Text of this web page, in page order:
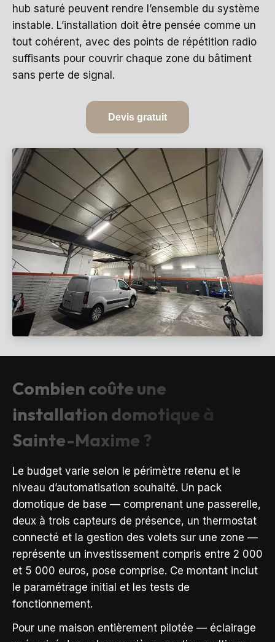
hub saturé peuvent rendre l’ensemble du système
instable. L’installation doit être pensée comme un
tout cohérent, avec des points de répétition radio
suffisants pour couvrir chaque zone du bâtiment
sans perte de signal.
Devis gratuit
Combien coûte une
installation domotique à
Sainte-Maxime ?
Le budget varie selon le périmètre retenu et le
niveau d’automatisation souhaité. Un pack
domotique de base — comprenant une passerelle,
deux à trois capteurs de présence, un thermostat
connecté et la gestion des volets sur une zone —
représente un investissement compris entre 2 000
et 5 000 euros, pose comprise. Ce montant inclut
le paramétrage initial et les tests de
fonctionnement.
Pour une maison entièrement pilotée — éclairage